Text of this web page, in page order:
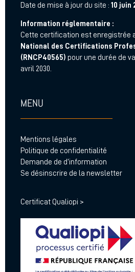
Date de mise à jour du site : 10 juin
Information réglementaire :
Cette certification est enregistrée
National des Certifications
(RNCP40565) pour une durée de
avril 2030.
MENU
Mentions légales
Politique de confidentialité
Demande de d’information
Se désinscrire de la newsletter
Certificat Qualiopi >